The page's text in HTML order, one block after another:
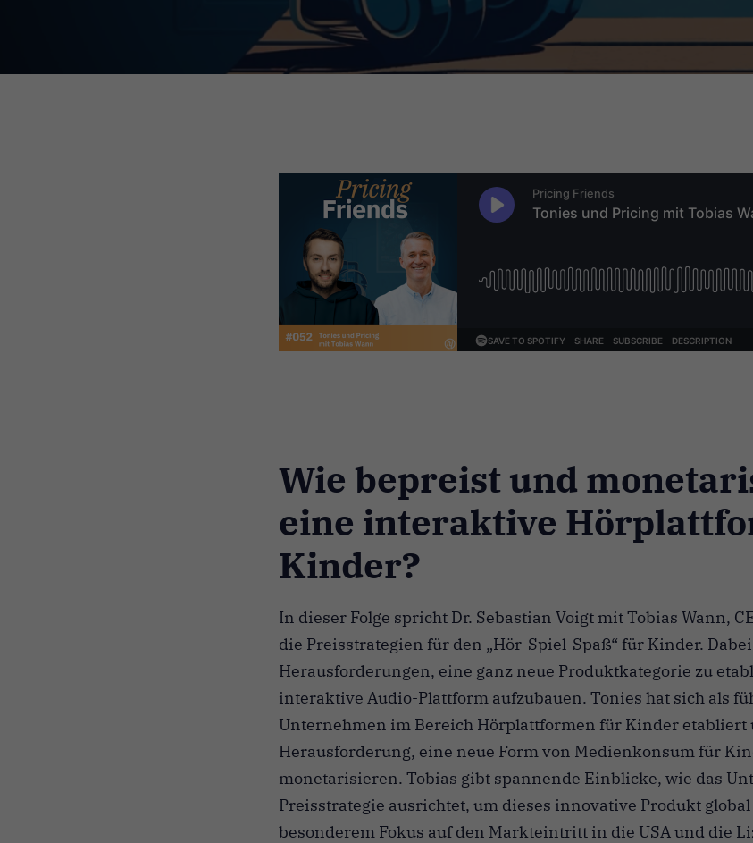
Wie bepreist und
eine interaktive
Kinder?
In dieser Folge spricht Dr. Sebastian Voigt mit Tobias Wann,
die Preisstrategien für den „Hör-Spiel-Spaß“ für Kinder.
Herausforderungen, eine ganz neue Produktkategorie zu
interaktive Audio-Plattform aufzubauen. Tonies hat sich als
Unternehmen im Bereich Hörplattformen für Kinder etabliert
Herausforderung, eine neue Form von Medienkonsum für
monetarisieren. Tobias gibt spannende Einblicke, wie das
Preisstrategie ausrichtet, um dieses innovative Produkt
besonderem Fokus auf den Markteintritt in die USA und die